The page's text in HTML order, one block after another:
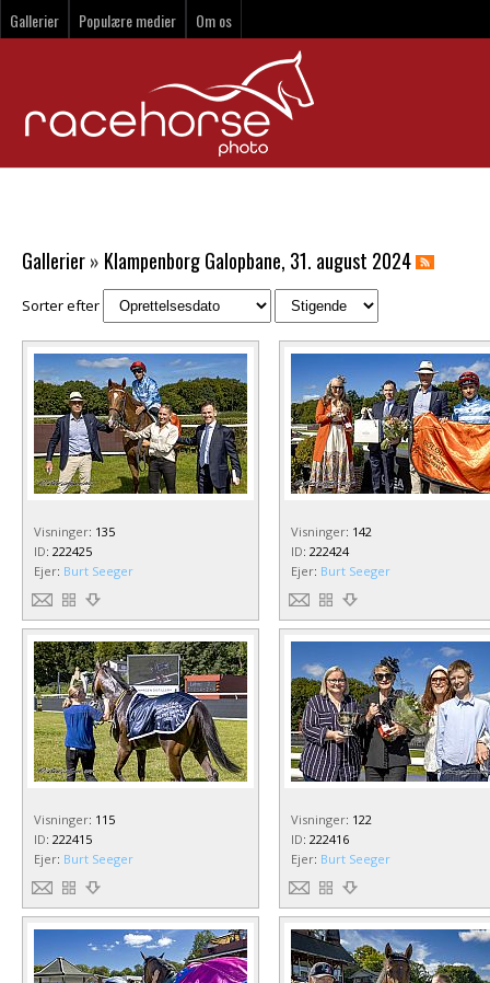
Gallerier Populære medier Om os
Gallerier» Klampenborg Galopbane, 31. august 2024
Sorter efter
Visninger: 135
ID: 222425
Ejer: Burt Seeger
Visninger: 142
ID: 222424
Ejer: Burt Seeger
Visninger: 115
ID: 222415
Ejer: Burt Seeger
Visninger: 122
ID: 222416
Ejer: Burt Seeger